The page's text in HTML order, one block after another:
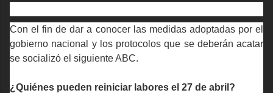
Con el fin de dar a conocer las medidas adoptadas por el
gobierno nacional y los protocolos que se deberán acatar
se socializó el siguiente ABC.
¿Quiénes pueden reiniciar labores el 27 de abril?